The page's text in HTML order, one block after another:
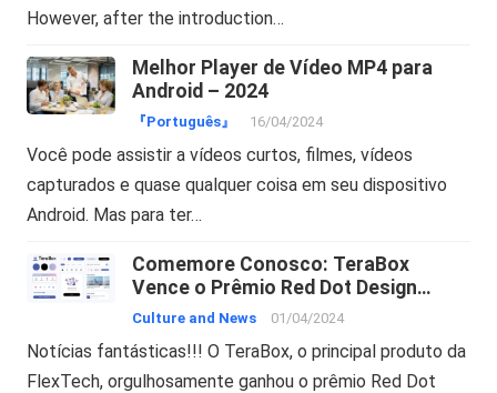
However, after the introduction…
Melhor Player de Vídeo MP4 para
Android – 2024
『Português』 16/04/2024
Você pode assistir a vídeos curtos, filmes, vídeos
capturados e quase qualquer coisa em seu dispositivo
Android. Mas para ter…
Comemore Conosco: TeraBox
Vence o Prêmio Red Dot Design
Award e Mais
Culture and News 01/04/2024
Notícias fantásticas!!! O TeraBox, o principal produto da
FlexTech, orgulhosamente ganhou o prêmio Red Dot